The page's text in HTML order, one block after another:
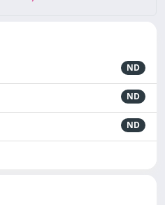
ND
ND
ND